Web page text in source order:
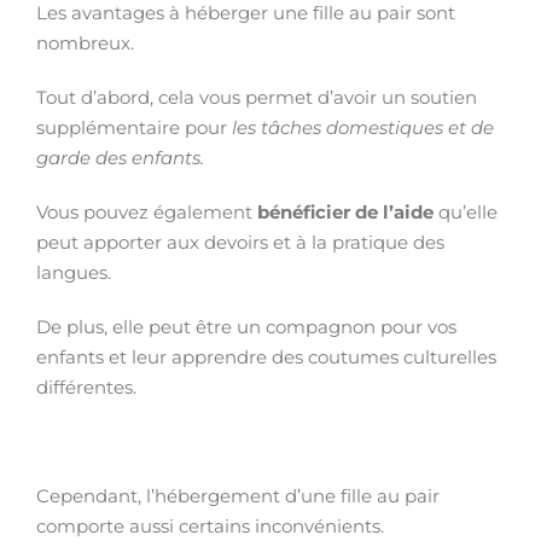
Les avantages à héberger une fille au pair sont
nombreux.
Tout d’abord, cela vous permet d’avoir un soutien
supplémentaire pour les tâches domestiques et de
garde des enfants.
Vous pouvez également bénéficier de l’aide qu’elle
peut apporter aux devoirs et à la pratique des
langues.
De plus, elle peut être un compagnon pour vos
enfants et leur apprendre des coutumes culturelles
différentes.
Cependant, l’hébergement d’une fille au pair
comporte aussi certains inconvénients.